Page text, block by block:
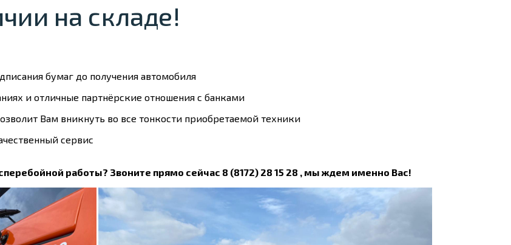
на складе!
бумаг до получения автомобиля
и отличные партнёрские отношения с банками
Вам вникнуть во все тонкости приобретаемой техники
сервис
работы? Звоните прямо сейчас 8 (8172) 28 15 28 , мы ждем именно Вас!